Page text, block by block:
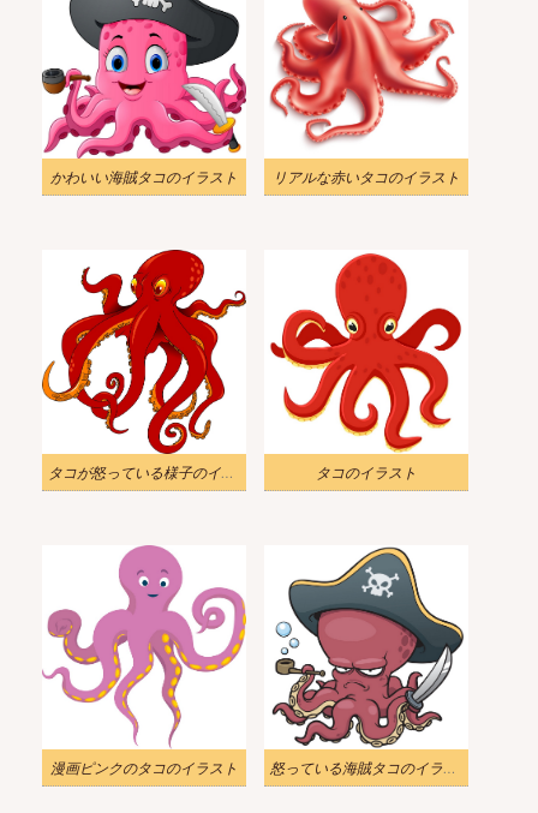
かわいい海賊タコのイラスト リアルな赤いタコのイラスト
タコが怒っている様子のイラスト タコのイラスト
漫画ピンクのタコのイラスト 怒っている海賊タコのイラスト